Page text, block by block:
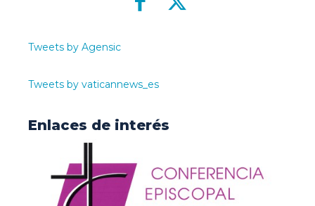
Tweets by Agensic
Tweets by vaticannews_es
Enlaces de interés